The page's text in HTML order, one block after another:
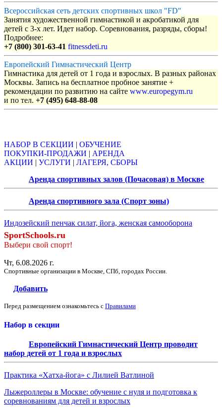
Всероссийская сеть детских спортивных школ "FD"
Занятия художественной гимнастикой и акробатикой для
детей с 3-х лет. Идет набор. Соревнования, разряды, сборы!
Подробнее:
+7 (800) 301-63-41 fitnessdeti.ru
Европейский Гимнастический Центр
Гимнастика для детей от 1 года и взрослых. В разных районах
Москвы. Запись на бесплатное пробное занятие +
рекомендации по развитию на сайте www.europegym.ru
и по тел. +7 (495) 648-88-08
НАБОР В СЕКЦИИ | ОБУЧЕНИЕ
ПОКУПКИ-ПРОДАЖИ | АРЕНДА
АКЦИИ | УСЛУГИ | ЛАГЕРЯ, СБОРЫ
Аренда спортивных залов (Почасовая) в Москве
Аренда спортивного зала (Спорт зоны)
Индозейский пенчак силат, йога, женская самооборона
SportSchools.ru
Выбери свой спорт!
Чт, 6.08.2026 г.
Спортивные организации в Москве, СПб, городах России.
Добавить
Перед размещением ознакомьтесь с Правилами
Набор в секции
Европейский Гимнастический Центр проводит
набор детей от 1 года и взрослых
Практика «Хатха-йога» с Лилией Ватлиной
Лыжероллеры в Москве: обучение с нуля и подготовка к
соревнованиям для детей и взрослых